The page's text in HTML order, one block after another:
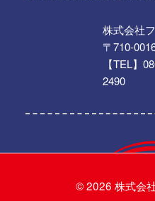
株式会社
〒710-
【TEL】
2490
© 2026 株式会